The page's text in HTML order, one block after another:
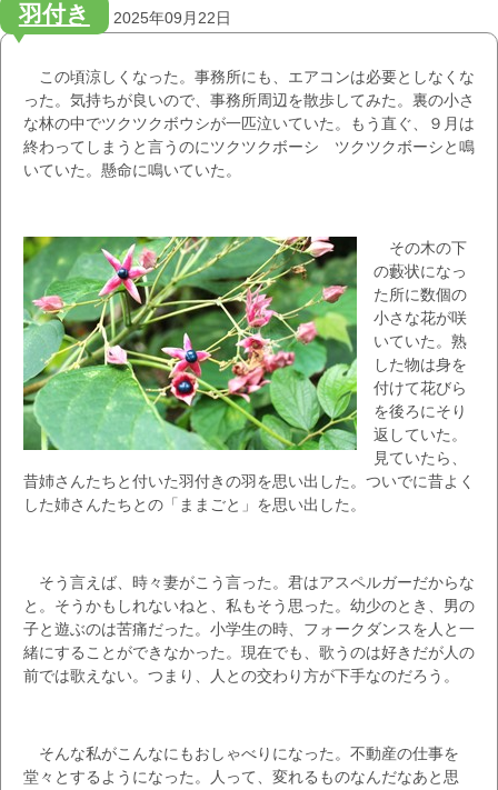
羽付き 2025年09月22日
この頃涼しくなった。事務所にも、エアコンは必要としなくな
った。気持ちが良いので、事務所周辺を散歩してみた。裏の小さ
な林の中でツクツクボウシが一匹泣いていた。もう直ぐ、９月は
終わってしまうと言うのにツクツクボーシ ツクツクボーシと鳴
いていた。懸命に鳴いていた。
その木の下
の藪状になっ
た所に数個の
小さな花が咲
いていた。熟
した物は身を
付けて花びら
を後ろにそり
返していた。
見ていたら、
昔姉さんたちと付いた羽付きの羽を思い出した。ついでに昔よく
した姉さんたちとの「ままごと」を思い出した。
そう言えば、時々妻がこう言った。君はアスペルガーだからな
と。そうかもしれないねと、私もそう思った。幼少のとき、男の
子と遊ぶのは苦痛だった。小学生の時、フォークダンスを人と一
緒にすることができなかった。現在でも、歌うのは好きだが人の
前では歌えない。つまり、人との交わり方が下手なのだろう。
そんな私がこんなにもおしゃべりになった。不動産の仕事を
堂々とするようになった。人って、変れるものなんだなあと思